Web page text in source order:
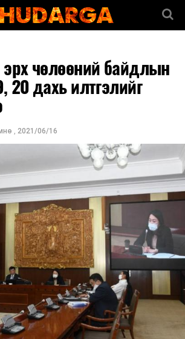
эрх чөлөөний байдлын
20 дахь илтгэлийг
, 2021/06/16